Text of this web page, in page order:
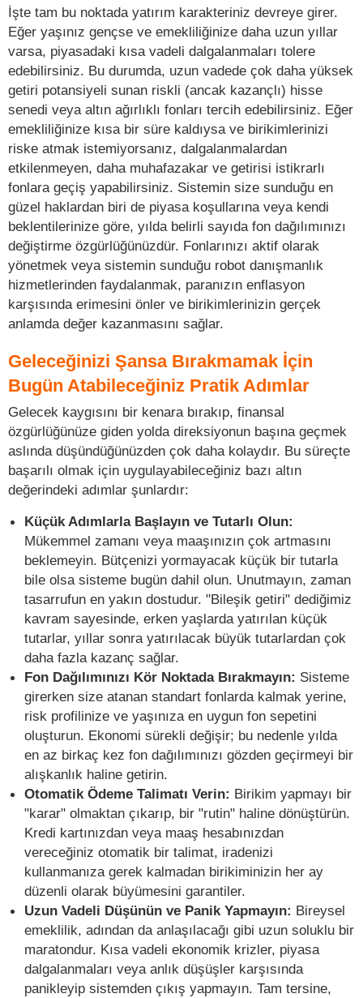
İşte tam bu noktada yatırım karakteriniz devreye girer.
Eğer yaşınız gençse ve emekliliğinize daha uzun yıllar
varsa, piyasadaki kısa vadeli dalgalanmaları tolere
edebilirsiniz. Bu durumda, uzun vadede çok daha yüksek
getiri potansiyeli sunan riskli (ancak kazançlı) hisse
senedi veya altın ağırlıklı fonları tercih edebilirsiniz. Eğer
emekliliğinize kısa bir süre kaldıysa ve birikimlerinizi
riske atmak istemiyorsanız, dalgalanmalardan
etkilenmeyen, daha muhafazakar ve getirisi istikrarlı
fonlara geçiş yapabilirsiniz. Sistemin size sunduğu en
güzel haklardan biri de piyasa koşullarına veya kendi
beklentilerinize göre, yılda belirli sayıda fon dağılımınızı
değiştirme özgürlüğünüzdür. Fonlarınızı aktif olarak
yönetmek veya sistemin sunduğu robot danışmanlık
hizmetlerinden faydalanmak, paranızın enflasyon
karşısında erimesini önler ve birikimlerinizin gerçek
anlamda değer kazanmasını sağlar.
Geleceğinizi Şansa Bırakmamak İçin
Bugün Atabileceğiniz Pratik Adımlar
Gelecek kaygısını bir kenara bırakıp, finansal
özgürlüğünüze giden yolda direksiyonun başına geçmek
aslında düşündüğünüzden çok daha kolaydır. Bu süreçte
başarılı olmak için uygulayabileceğiniz bazı altın
değerindeki adımlar şunlardır:
Küçük Adımlarla Başlayın ve Tutarlı Olun:
Mükemmel zamanı veya maaşınızın çok artmasını
beklemeyin. Bütçenizi yormayacak küçük bir tutarla
bile olsa sisteme bugün dahil olun. Unutmayın, zaman
tasarrufun en yakın dostudur. "Bileşik getiri" dediğimiz
kavram sayesinde, erken yaşlarda yatırılan küçük
tutarlar, yıllar sonra yatırılacak büyük tutarlardan çok
daha fazla kazanç sağlar.
Fon Dağılımınızı Kör Noktada Bırakmayın: Sisteme
girerken size atanan standart fonlarda kalmak yerine,
risk profilinize ve yaşınıza en uygun fon sepetini
oluşturun. Ekonomi sürekli değişir; bu nedenle yılda
en az birkaç kez fon dağılımınızı gözden geçirmeyi bir
alışkanlık haline getirin.
Otomatik Ödeme Talimatı Verin: Birikim yapmayı bir
"karar" olmaktan çıkarıp, bir "rutin" haline dönüştürün.
Kredi kartınızdan veya maaş hesabınızdan
vereceğiniz otomatik bir talimat, iradenizi
kullanmanıza gerek kalmadan birikiminizin her ay
düzenli olarak büyümesini garantiler.
Uzun Vadeli Düşünün ve Panik Yapmayın: Bireysel
emeklilik, adından da anlaşılacağı gibi uzun soluklu bir
maratondur. Kısa vadeli ekonomik krizler, piyasa
dalgalanmaları veya anlık düşüşler karşısında
panikleyip sistemden çıkış yapmayın. Tam tersine,